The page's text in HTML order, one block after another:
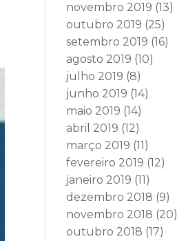
novembro 2019 (13)
outubro 2019 (25)
setembro 2019 (16)
agosto 2019 (10)
julho 2019 (8)
junho 2019 (14)
maio 2019 (14)
abril 2019 (12)
março 2019 (11)
fevereiro 2019 (12)
janeiro 2019 (11)
dezembro 2018 (9)
novembro 2018 (20)
outubro 2018 (17)